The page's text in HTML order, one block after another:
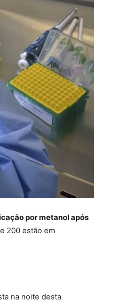
por metanol após
200 estão em
na noite desta